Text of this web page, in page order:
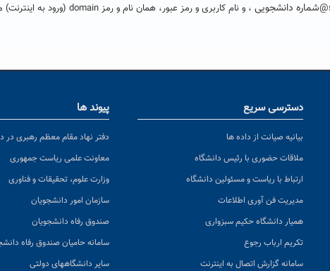
@شماره دانشجویی ، و نام کاربری و رمز عبور، همان نام و رمز domain (ورود به اینترنت) می باشد.
دسترسی سریع
بیانیه صیانت از داده ها
ملاقات حضوری با رئیس دانشگاه
ارتباط با ریاست و مسئولین دانشگاه
مدیریت فن آوری اطلاعات
همیار دانشگاه حکیم سبزواری
تکریم ارباب رجوع
سامانه گزارش اتصال به اینترنت
پیوند ها
دفتر نهاد مقام معظم رهبری در
معاونت علمی ریاست جمهوری
وزارت علوم، تحقیقات و فناوری
سازمان امور دانشجویان
صندوق رفاه دانشجویان
سامانه حامیان صندوق رفاه
سایر دانشگاههای دولتی